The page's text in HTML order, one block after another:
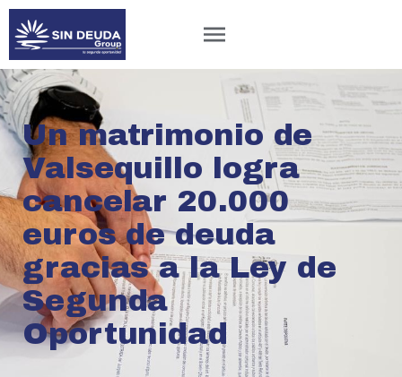
Un matrimonio de
Valsequillo logra
cancelar 20.000
euros de deuda
gracias a la Ley de
Segunda
Oportunidad